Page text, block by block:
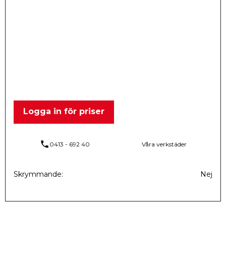
Logga in för priser
phone 0413 - 692 40 Våra verkstäder
Skrymmande Nej